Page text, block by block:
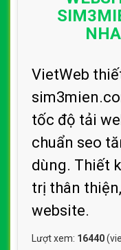
VietWeb
tốc độ tải
chuẩn seo
dùng. Thiết
trị thân
website.
Lượt xem: 16440